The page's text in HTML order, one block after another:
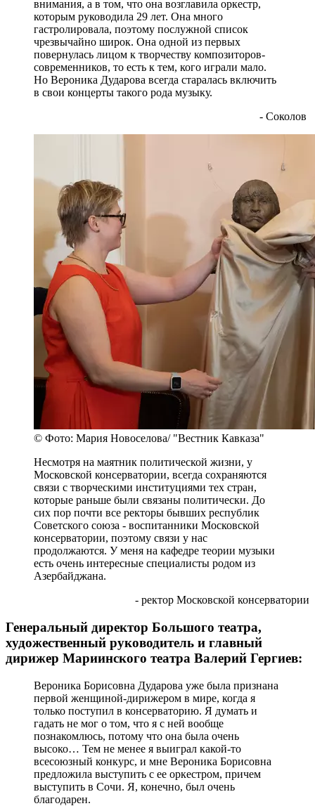
внимания, а в том, что она возглавила оркестр,
которым руководила 29 лет. Она много
гастролировала, поэтому послужной список
чрезвычайно широк. Она одной из первых
повернулась лицом к творчеству композиторов-
современников, то есть к тем, кого играли мало.
Но Вероника Дударова всегда старалась включить
в свои концерты такого рода музыку.
- Соколов
© Фото: Мария Новоселова/ "Вестник Кавказа"
Несмотря на маятник политической жизни, у
Московской консерватории, всегда сохраняются
связи с творческими институциями тех стран,
которые раньше были связаны политически. До
сих пор почти все ректоры бывших республик
Советского союза - воспитанники Московской
консерватории, поэтому связи у нас
продолжаются. У меня на кафедре теории музыки
есть очень интересные специалисты родом из
Азербайджана.
- ректор Московской консерватории
Генеральный директор Большого театра,
художественный руководитель и главный
дирижер Мариинского театра Валерий Гергиев:
Вероника Борисовна Дударова уже была признана
первой женщиной-дирижером в мире, когда я
только поступил в консерваторию. Я думать и
гадать не мог о том, что я с ней вообще
познакомлюсь, потому что она была очень
высоко… Тем не менее я выиграл какой-то
всесоюзный конкурс, и мне Вероника Борисовна
предложила выступить с ее оркестром, причем
выступить в Сочи. Я, конечно, был очень
благодарен.